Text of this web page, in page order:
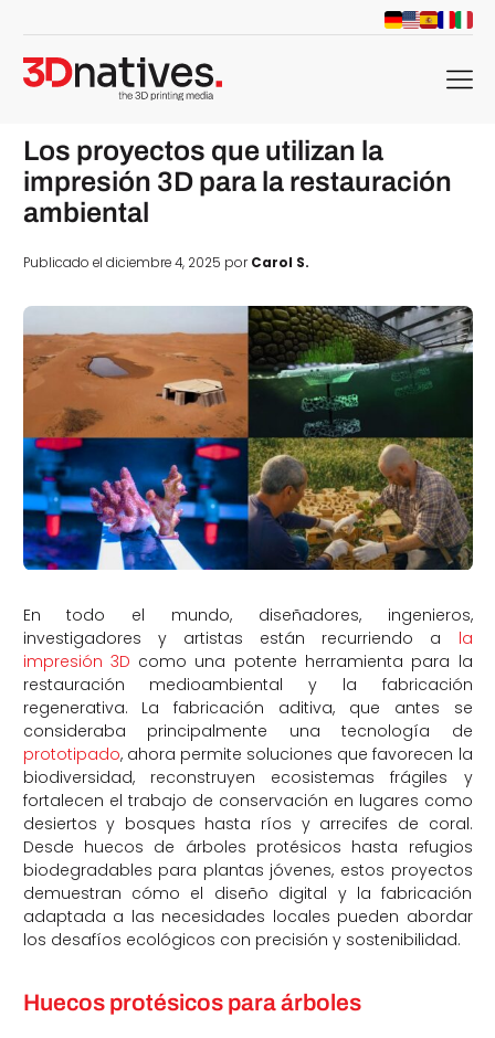
menu
Los proyectos que utilizan la
impresión 3D para la restauración
ambiental
Publicado el diciembre 4, 2025 porCarol S.
En todo el mundo, diseñadores, ingenieros,
investigadores y artistas están recurriendo a la
impresión 3D como una potente herramienta para la
restauración medioambiental y la fabricación
regenerativa. La fabricación aditiva, que antes se
consideraba principalmente una tecnología de
prototipado, ahora permite soluciones que favorecen la
biodiversidad, reconstruyen ecosistemas frágiles y
fortalecen el trabajo de conservación en lugares como
desiertos y bosques hasta ríos y arrecifes de coral.
Desde huecos de árboles protésicos hasta refugios
biodegradables para plantas jóvenes, estos proyectos
demuestran cómo el diseño digital y la fabricación
adaptada a las necesidades locales pueden abordar
los desafíos ecológicos con precisión y sostenibilidad.
Huecos protésicos para árboles